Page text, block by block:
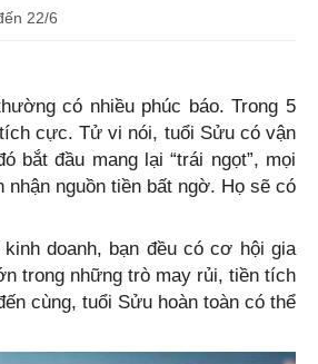
22/6
có nhiều phúc báo. Trong 5
cực. Tử vi nói, tuổi Sửu có vận
đầu mang lại “trái ngọt”, mọi
nguồn tiền bất ngờ. Họ sẽ có
doanh, bạn đều có cơ hội gia
trong những trò may rủi, tiền tích
cùng, tuổi Sửu hoàn toàn có thể